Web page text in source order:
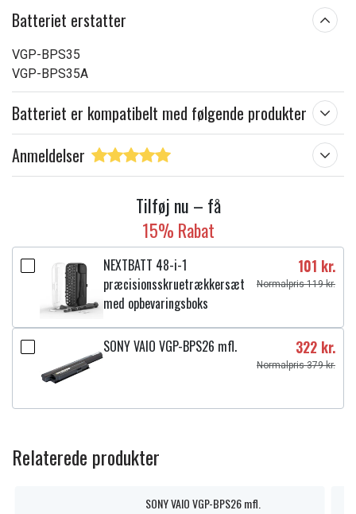
Batteriet erstatter
VGP-BPS35
VGP-BPS35A
Batteriet er kompatibelt med følgende produkter
Anmeldelser
Tilføj nu – få
15% Rabat
NEXTBATT 48-i-1
præcisionsskruetrækkersæt
med opbevaringsboks
101 kr.
Normalpris 119 kr.
SONY VAIO VGP-BPS26 mfl. 322 kr.
Normalpris 379 kr.
Relaterede produkter
SONY VAIO VGP-BPS26 mfl.